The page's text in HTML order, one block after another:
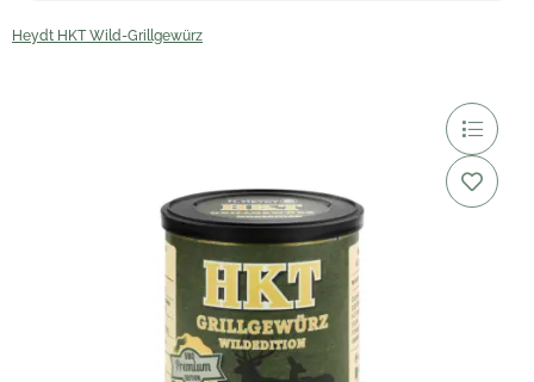
Heydt HKT Wild-Grillgewürz